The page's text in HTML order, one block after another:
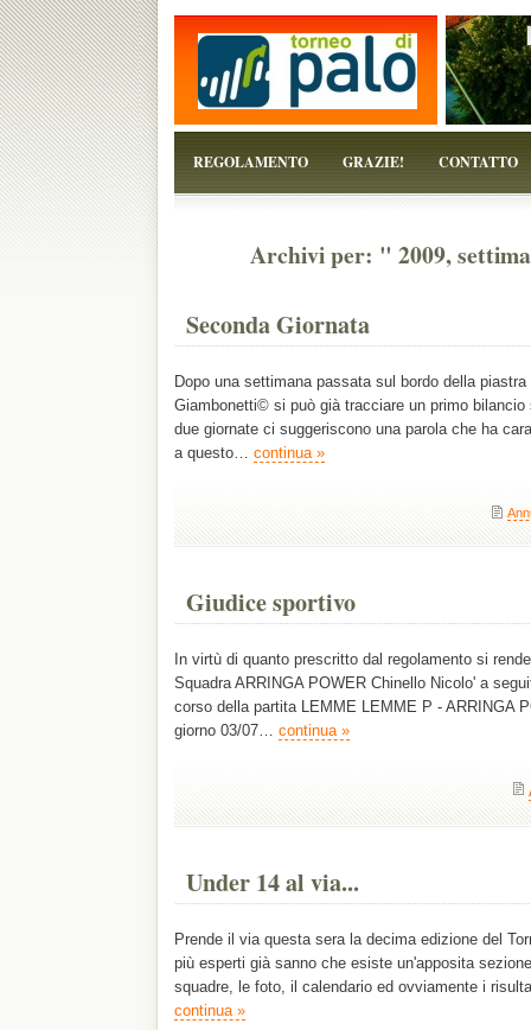
REGOLAMENTO GRAZIE! CONTATTO
Archivi per: " 2009,
Seconda Giornata
Dopo una settimana passata sul bordo della
Giambonetti© si può già tracciare un primo bilancio
due giornate ci suggeriscono una parola che ha
a questo… continua »
Giudice sportivo
In virtù di quanto prescritto dal regolamento si
Squadra ARRINGA POWER Chinello Nicolo' a
corso della partita LEMME LEMME P - ARRINGA
giorno 03/07… continua »
Under 14 al via...
Prende il via questa sera la decima edizione del
più esperti già sanno che esiste un'apposita
squadre, le foto, il calendario ed ovviamente i
continua »